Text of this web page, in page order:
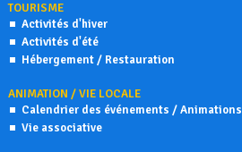
TOURISME
Activités d'hiver
Activités d'été
Hébergement / Restauration
ANIMATION / VIE LOCALE
Calendrier des événements / Animations
Vie associative